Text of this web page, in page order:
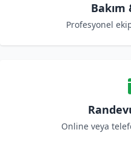
Bakım
Profesyonel
Online veya